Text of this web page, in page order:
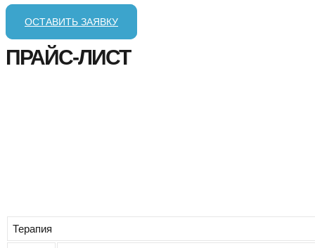
ОСТАВИТЬ ЗАЯВКУ
ПРАЙС-ЛИСТ
Терапия